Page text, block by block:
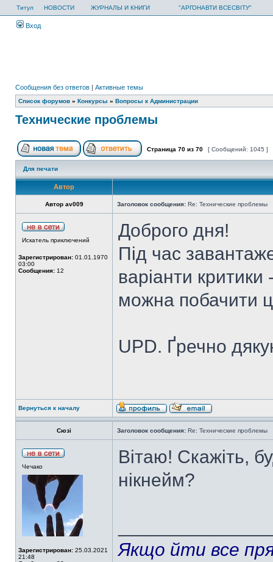
Титул НОВОСТИ ЖУРНАЛЫ И КНИГИ "АРГОНАВТИ ВСЕСВІТУ"
Вход
Сообщения без ответов | Активные темы
Список форумов » Конкурсы » Вопросы к Администрации
Технические проблемы
Страница 70 из 70 [ Сообщений: 1045 ]
Для печати
Автор
Автор av009 Заголовок сообщения: Re: Технические проблемы
Искатель приключений
Зарегистрирован: 01.01.1970
03:00
Сообщения: 12
Доброго дня!
Під час
варіанти
можна побачити
UPD. Ґречно
Вернуться к началу
Сюзі Заголовок сообщения: Re: Технические проблемы
Чечако
Зарегистрирован: 25.03.2021
21:48
Вітаю! Скажіть,
нікнейм?
Якщо йти все